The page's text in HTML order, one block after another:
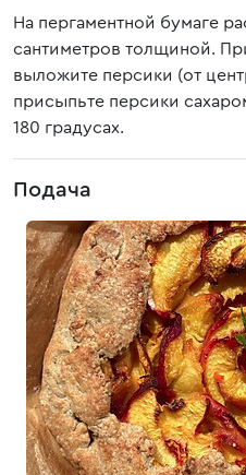
На пергаментной бумаге
сантиметров толщиной.
выложите персики (от
присыпьте персики
180 градусах.
Подача